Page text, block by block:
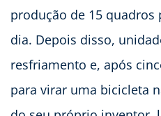
produção de 15 quadros
dia. Depois disso,
resfriamento e, após
para virar uma bicicleta